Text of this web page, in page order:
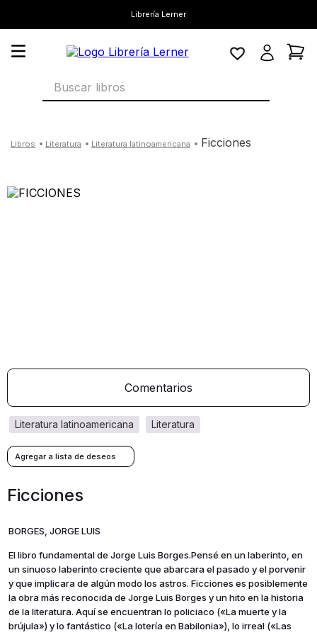
Librería Lerner
Buscar libros
literatura literatura latinoamericana ficciones
Comentarios
literatura
literatura latinoamericana
Ficciones
BORGES, JORGE LUIS
El libro fundamental de Jorge Luis Borges.Pensé en un laberinto, en
un sinuoso laberinto creciente que abarcara el pasado y el porvenir
y que implicara de algún modo los astros. Ficciones es posiblemente
la obra más reconocida de Jorge Luis Borges y un hito en la historia
de la literatura. Aquí se encuentran lo policiaco («La muerte y la
brújula») y lo fantástico («La lotería en Babilonia»), lo irreal («Las